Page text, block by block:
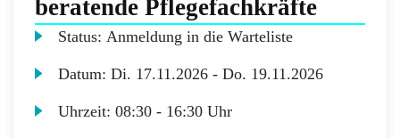
beratende Pflegefachkräfte
Status:Anmeldung in die Warteliste
Datum:Di. 17.11.2026 -Do. 19.11.2026
Uhrzeit:08:30 - 16:30 Uhr